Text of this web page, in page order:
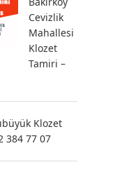
Cevizlik
Mahallesi
Klozet
Tamiri –
Klozet
384 77 07